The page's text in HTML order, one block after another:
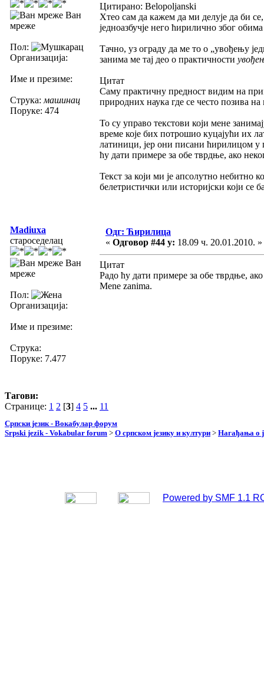
Ван
мреже
Пол:
Организација:
Име и презиме:
Струка: машинац
Поруке: 474
Цитирано: Belopoljanski
Хтео сам да кажем да ми делује да би
једноазбучје него ћирилично због
Тачно, уз ограду да ме то о „увођењу
занима ме тај део о практичности
Цитат
Саму практичну предност видим на
природних наука где се често позива
То су управо текстови који мене
време које бих потрошио куцајући их
латиници, јер они писани ћирилицом у
ћу дати примере за обе тврдње, ако
Текст за који ми је апсолутно
белетристички или историјски који се
Madiuxa
староседелац
Ван
мреже
Пол:
Организација:
Име и презиме:
Струка:
Поруке: 7.477
Одг: Ћирилица
« Одговор #44 у: 18.09 ч. 20.01.2010. »
Цитат
Радо ћу дати примере за обе тврдње,
Mene zanima.
Тагови:
Странице: 1 2 [3] 4 5 ... 11
Српски језик - Вокабулар форум
Srpski jezik - Vokabular forum > О српском језику и култури > Нагађања о
Powered by SMF 1.1